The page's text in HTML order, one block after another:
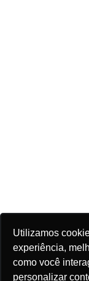
Utilizamos
experiência,
como você
personalizar